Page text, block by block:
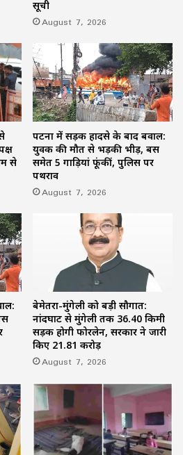
सूची
August 7, 2026
से
पटना में सड़क हादसे के बाद बवाल:
युवक की मौत से भड़की भीड़, बस
समेत 5 गाड़ियां फूंकीं, पुलिस पर
पथराव
August 7, 2026
बेमेतरा-मुंगेली को बड़ी सौगात:
नांदघाट से मुंगेली तक 36.40 किमी
सड़क होगी फोरलेन, सरकार ने जारी
किए 21.81 करोड़
August 7, 2026